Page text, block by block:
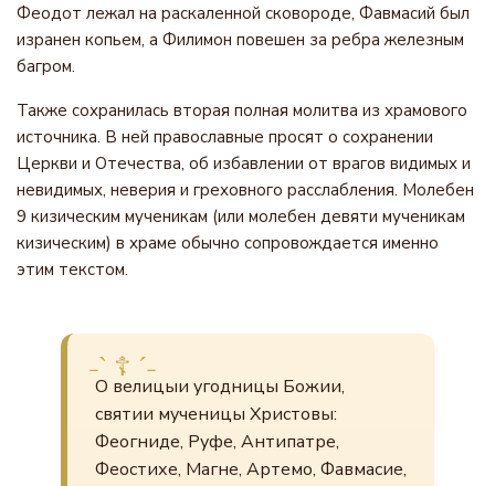
Феодот лежал на раскаленной сковороде, Фавмасий был
изранен копьем, а Филимон повешен за ребра железным
багром.
Также сохранилась вторая полная молитва из храмового
источника. В ней православные просят о сохранении
Церкви и Отечества, об избавлении от врагов видимых и
невидимых, неверия и греховного расслабления. Молебен
9 кизическим мученикам (или молебен девяти мученикам
кизическим) в храме обычно сопровождается именно
этим текстом.
О велицыи угодницы Божии,
святии мученицы Христовы:
Феогниде, Руфе, Антипатре,
Феостихе, Магне, Артемо, Фавмасие,